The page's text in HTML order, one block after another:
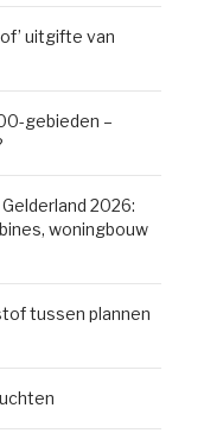
uitgifte van
gebieden –
2026:
woningbouw
tussen plannen